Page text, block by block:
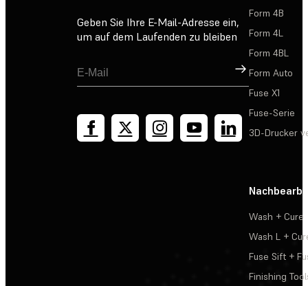
Geben Sie Ihre E-Mail-Adresse ein,
um auf dem Laufenden zu bleiben
Registrieren
Form 4B
Form 4L
Form 4BL
Form Auto
Fuse X1
Fuse-Serie
3D-Drucker
Wash + Cure
Wash L +
Fuse Sift +
Finishing